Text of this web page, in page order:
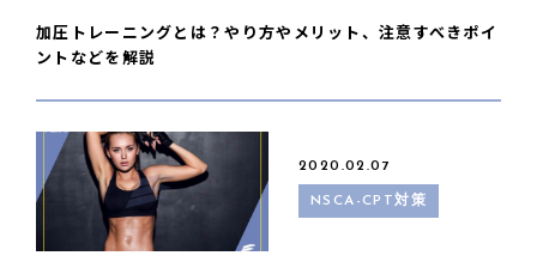
加圧トレーニングとは？やり方やメリット、注意すべきポイ
ントなどを解説
2020.02.07
NSCA-CPT対策